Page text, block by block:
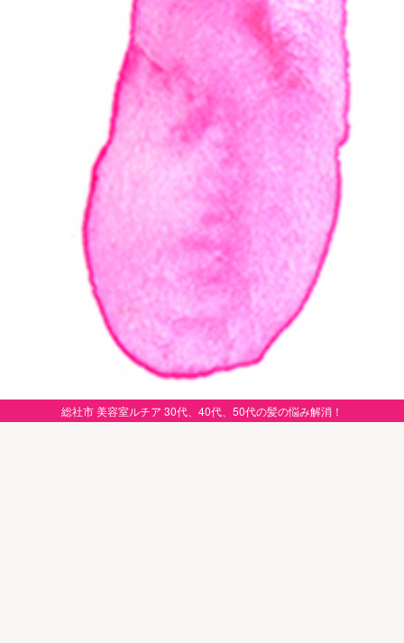
総社市 美容室ルチア 30代、40代、50代の髪の悩み解消！